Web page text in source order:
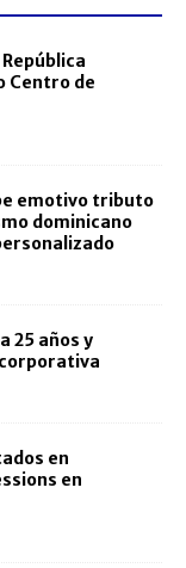
Centro de
emotivo tributo
dominicano
25 años y
en
en